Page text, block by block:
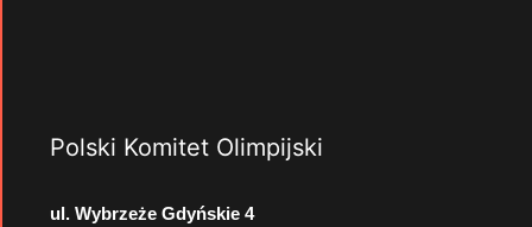
Polski Komitet Olimpijski
ul. Wybrzeże Gdyńskie 4